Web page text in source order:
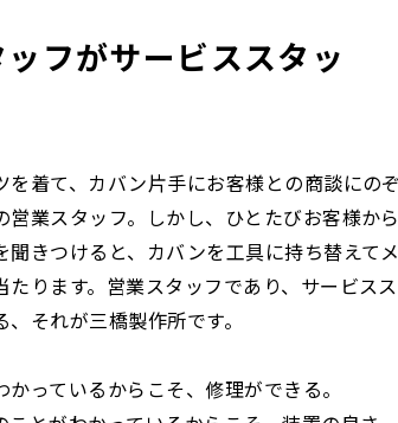
フがサービススタッ
を着て、カバン片手にお客様との商談にのぞ
営業スタッフ。しかし、ひとたびお客様から
聞きつけると、カバンを工具に持ち替えてメ
たります。営業スタッフであり、サービスス
それが三橋製作所です。
っているからこそ、修理ができる。